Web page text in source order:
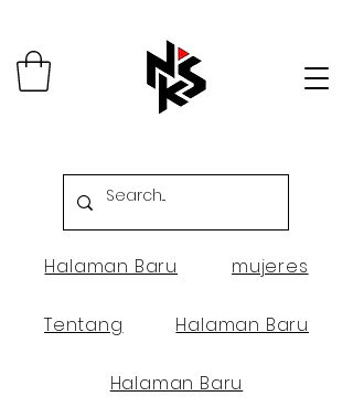
Halaman Baru mujeres
Tentang Halaman Baru
Halaman Baru